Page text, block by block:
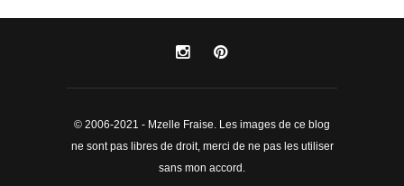
© 2006-2021 - Mzelle Fraise. Les images de ce blog
ne sont pas libres de droit, merci de ne pas les utiliser
sans mon accord.